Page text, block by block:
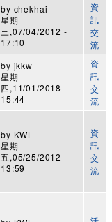
by chekhai
星期
三,07/04/2012 -
17:10
資
訊
交
流
by jkkw
星期
四,11/01/2018 -
15:44
資
訊
交
流
by KWL
星期
五,05/25/2012 -
13:59
資
訊
交
流